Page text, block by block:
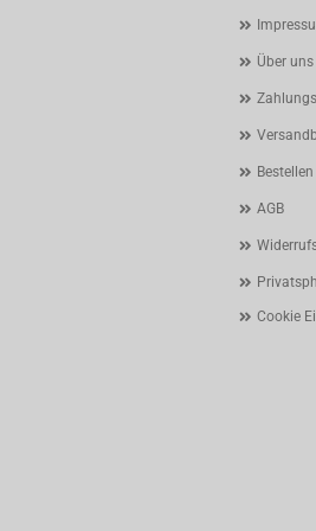
Über uns
AGB
Cookie